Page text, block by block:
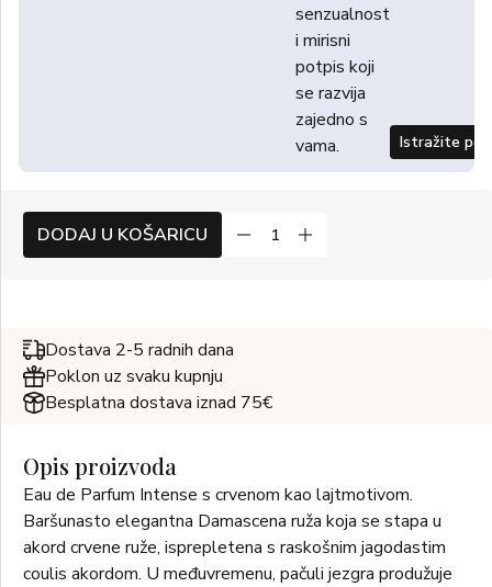
senzualnost
i mirisni
potpis koji
se razvija
zajedno s
vama.
Istražite
DODAJ U KOŠARICU
Dostava 2-5 radnih dana
Poklon uz svaku kupnju
Besplatna dostava iznad 75€
Opis proizvoda
Eau de Parfum Intense s crvenom kao lajtmotivom.
Baršunasto elegantna Damascena ruža koja se stapa u
akord crvene ruže, isprepletena s raskošnim jagodastim
coulis akordom. U međuvremenu, pačuli jezgra produžuje